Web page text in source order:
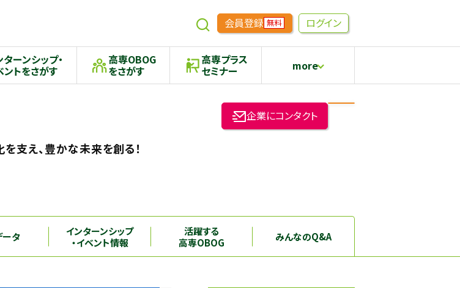
会員登録 無料 ログイン
ターンシップ・
ントをさがす
高専OBOG
をさがす
高専プラス
セミナー more
高専生コミュニティめもらす
本科5年生・専攻科2年生向け
支え、豊かな未来を創る！
企業にコンタクト
タ
インターンシップ
・イベント情報
活躍する
高専OBOG
みんなのQ&A